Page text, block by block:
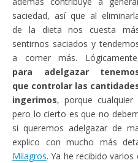
saciedad, así que al
de la dieta nos cuesta
sentirnos saciados y
a comer más.
para adelgazar
que controlar las
ingerimos, porque
pero lo cierto es que no
si queremos adelgazar de
explico con mucho más
Milagros. Ya he recibido